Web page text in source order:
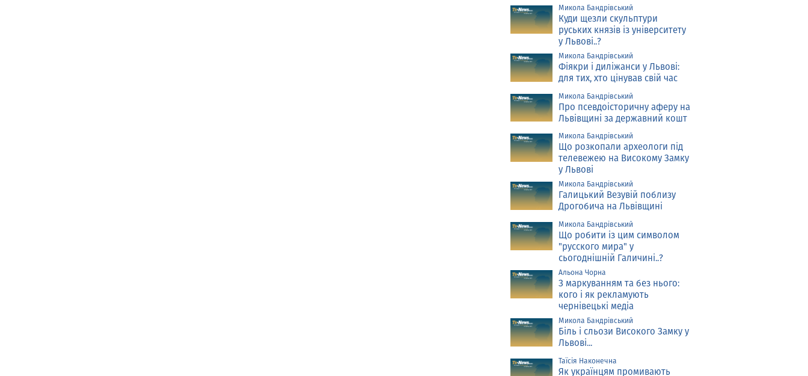
Микола Бандрівський
Куди щезли скульптури
руських князів із університету
у Львові..?
Микола Бандрівський
Фіякри і диліжанси у Львові:
для тих, хто цінував свій час
Микола Бандрівський
Про псевдоісторичну аферу на
Львівщині за державний кошт
Микола Бандрівський
Що розкопали археологи під
телевежею на Високому Замку
у Львові
Микола Бандрівський
Галицький Везувій поблизу
Дрогобича на Львівщині
Микола Бандрівський
Що робити із цим символом
"русского мира" у
сьогоднішній Галичині..?
Альона Чорна
З маркуванням та без нього:
кого і як рекламують
чернівецькі медіа
Микола Бандрівський
Біль і сльози Високого Замку у
Львові...
Таїсія Наконечна
Як українцям промивають